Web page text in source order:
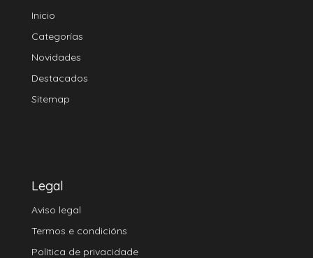
Inicio
Categorías
Novidades
Destacados
Sitemap
Legal
Aviso legal
Termos e condicións
Política de privacidade